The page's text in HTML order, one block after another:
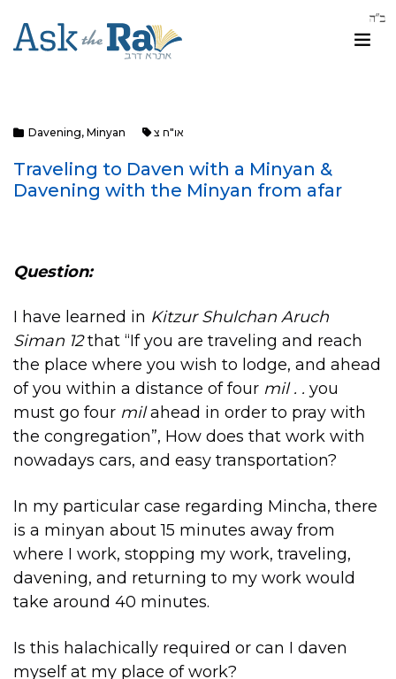
Davening, Minyan או"ח צ
Traveling to Daven with a Minyan &
Davening with the Minyan from afar
Question:
I have learned in Kitzur Shulchan Aruch
Siman 12that “If you are traveling and reach
the place where you wish to lodge, and ahead
of you within a distance of four mil . . you
must go four milahead in order to pray with
the congregation”, How does that work with
nowadays cars, and easy transportation?
In my particular case regarding Mincha, there
is a minyan about 15 minutes away from
where I work, stopping my work, traveling,
davening, and returning to my work would
take around 40 minutes.
Is this halachically required or can I daven
myself at my place of work?